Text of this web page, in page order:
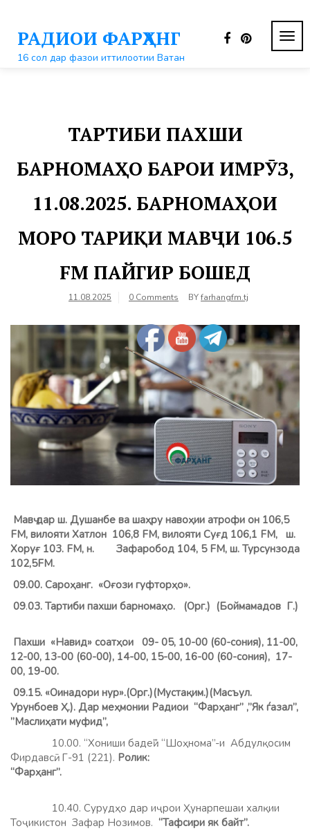
контентуРАДИОИ ФАРҲАНГ
16 сол дар фазои иттилоотии Ватан
ТАРТИБИ ПАХШИ
БАРНОМАҲО БАРОИ ИМРӮЗ,
11.08.2025. БАРНОМАҲОИ
МОРО ТАРИҚИ МАВҶИ 106.5
FM ПАЙГИР БОШЕД
11.08.2025 0 Comments BYfarhangfm.tj
Мавҷ дар ш. Душанбе ва шаҳру навоҳии атрофи он 106,5
FM, вилояти Хатлон 106,8 FМ, вилояти Суғд 106,1 FM, ш.
Хоруғ 103. FM, н. Зафаробод 104, 5 FM, ш. Турсунзода
102,5FM.
09.00. Сароҳанг. «Оғози гуфторҳо».
09.03. Тартиби пахши барномаҳо. (Орг.) (Боймамадов Г.)
Пахши «Навид» соатҳои 09- 05, 10-00 (60-сония), 11-00,
12-00, 13-00 (60-00), 14-00, 15-00, 16-00 (60-сония), 17-
00, 19-00.
09.15. «Оинадори нур».(Орг.)(Мустақим.)(Масъул.
Урунбоев Ҳ.). Дар меҳмонии Радиои “Фарҳанг” ,”Як ѓазал”,
”Маслиҳати муфид”,
10.00. “Хониши бадеӣ”. “Шоҳнома”-и Абдулқосим
Фирдавсӣ. Г-91 (221). Ролик:
“Фарҳанг”.
10.40. Сурудҳо дар иҷрои Ҳунарпешаи халқии
Тоҷикистон Зафар Нозимов. “Тафсири як байт”.